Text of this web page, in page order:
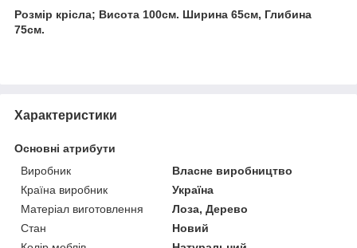
Розмір крісла; Висота 100см. Ширина 65см, Глибина
75см.
Характеристики
Основні атрибути
Виробник
Власне виробництво
Країна виробник
Україна
Матеріал виготовлення
Лоза, Дерево
Стан
Новий